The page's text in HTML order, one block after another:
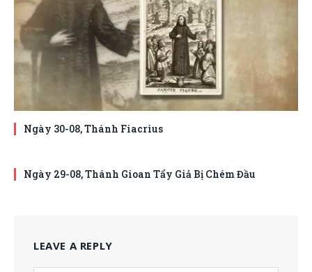
Ngày 30-08, Thánh Fiacrius
Ngày 29-08, Thánh Gioan Tẩy Giả Bị Chém Đầu
LEAVE A REPLY